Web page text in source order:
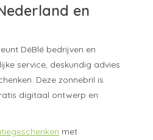
en
DéBlé bedrijven en
service, deskundig advies
Deze zonnebril is
digitaal ontwerp en
met